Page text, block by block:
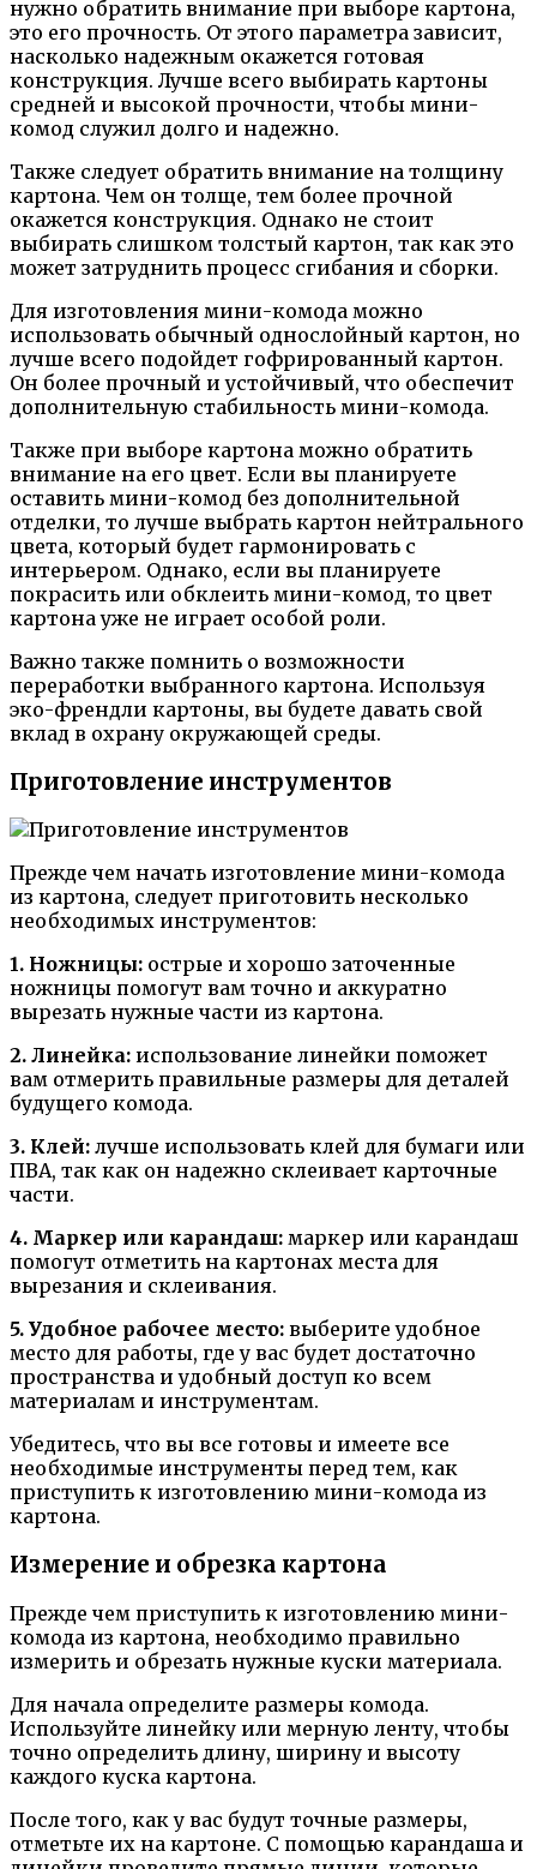
нужно обратить внимание при выборе картона,
это его прочность. От этого параметра зависит,
насколько надежным окажется готовая
конструкция. Лучше всего выбирать картоны
средней и высокой прочности, чтобы мини-
комод служил долго и надежно.
Также следует обратить внимание на толщину
картона. Чем он толще, тем более прочной
окажется конструкция. Однако не стоит
выбирать слишком толстый картон, так как это
может затруднить процесс сгибания и сборки.
Для изготовления мини-комода можно
использовать обычный однослойный картон, но
лучше всего подойдет гофрированный картон.
Он более прочный и устойчивый, что обеспечит
дополнительную стабильность мини-комода.
Также при выборе картона можно обратить
внимание на его цвет. Если вы планируете
оставить мини-комод без дополнительной
отделки, то лучше выбрать картон нейтрального
цвета, который будет гармонировать с
интерьером. Однако, если вы планируете
покрасить или обклеить мини-комод, то цвет
картона уже не играет особой роли.
Важно также помнить о возможности
переработки выбранного картона. Используя
эко-френдли картоны, вы будете давать свой
вклад в охрану окружающей среды.
Приготовление инструментов
Прежде чем начать изготовление мини-комода
из картона, следует приготовить несколько
необходимых инструментов:
1. Ножницы: острые и хорошо заточенные
ножницы помогут вам точно и аккуратно
вырезать нужные части из картона.
2. Линейка: использование линейки поможет
вам отмерить правильные размеры для деталей
будущего комода.
3. Клей: лучше использовать клей для бумаги или
ПВА, так как он надежно склеивает карточные
части.
4. Маркер или карандаш: маркер или карандаш
помогут отметить на картонах места для
вырезания и склеивания.
5. Удобное рабочее место: выберите удобное
место для работы, где у вас будет достаточно
пространства и удобный доступ ко всем
материалам и инструментам.
Убедитесь, что вы все готовы и имеете все
необходимые инструменты перед тем, как
приступить к изготовлению мини-комода из
картона.
Измерение и обрезка картона
Прежде чем приступить к изготовлению мини-
комода из картона, необходимо правильно
измерить и обрезать нужные куски материала.
Для начала определите размеры комода.
Используйте линейку или мерную ленту, чтобы
точно определить длину, ширину и высоту
каждого куска картона.
После того, как у вас будут точные размеры,
отметьте их на картоне. С помощью карандаша и